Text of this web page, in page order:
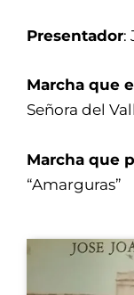
Presentador:
Marcha que
Señora del
Marcha que
“Amarguras”